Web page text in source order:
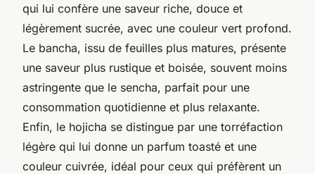
qui lui confère une saveur riche, douce et
légèrement sucrée, avec une couleur vert profond.
Le bancha, issu de feuilles plus matures, présente
une saveur plus rustique et boisée, souvent moins
astringente que le sencha, parfait pour une
consommation quotidienne et plus relaxante.
Enfin, le hojicha se distingue par une torréfaction
légère qui lui donne un parfum toasté et une
couleur cuivrée, idéal pour ceux qui préfèrent un